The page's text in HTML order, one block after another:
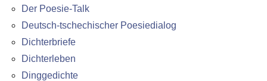
Der Poesie-Talk
Deutsch-tschechischer Poesiedialog
Dichterbriefe
Dichterleben
Dinggedichte